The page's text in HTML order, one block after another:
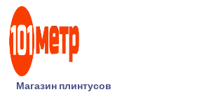
Перейти
содержимому
Магазин плинтусов